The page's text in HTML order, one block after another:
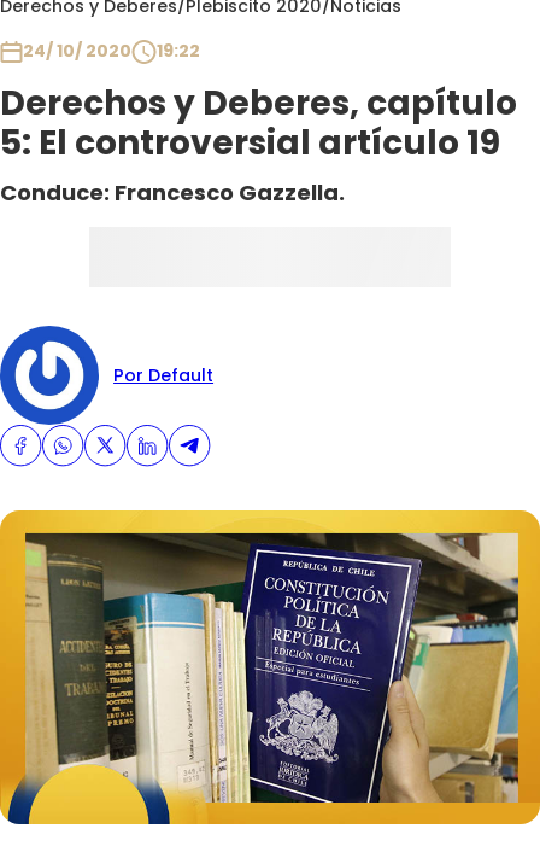
Derechos y Deberes/Plebiscito 2020/Noticias
24/ 10/ 2020
19:22
Derechos y Deberes, capítulo
5: El controversial artículo 19
Conduce: Francesco Gazzella.
Por Default
Club De La Comedia
Contigo en Directo
Plan Perfecto
El Tiempo
Sabingo
Todos Los Programas